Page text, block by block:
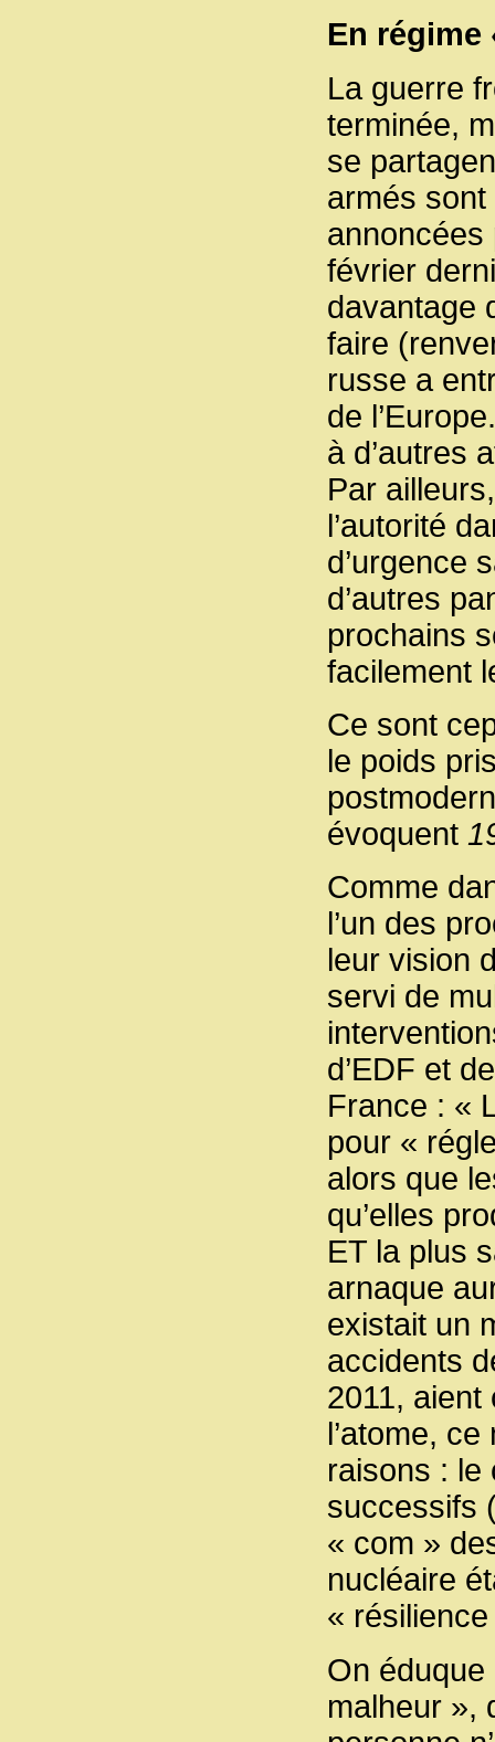
En régime
La guerre
terminée,
se
armés sont
annoncées
février
davantage
faire
russe a
de
à d’autres
Par
l’autorité
d’urgence
d’autres
prochains
facilement
Ce sont
le poids
évoquent
Comme
l’un des
leur vision
servi de
d’EDF et
France : «
pour «
alors que
qu’elles
ET la plus
arnaque
existait un
accidents
2011,
l’atome,
raisons : le
successifs
« com »
nucléaire
«
On
malheur »,